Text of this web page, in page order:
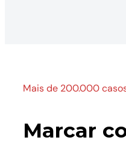
Mais de 200.000
Marcar